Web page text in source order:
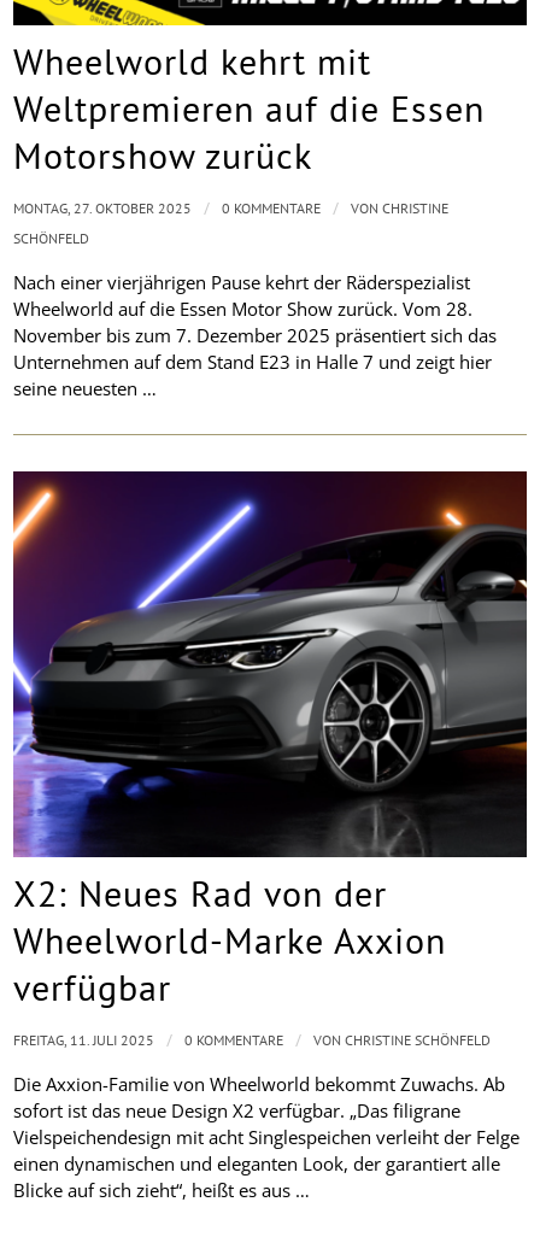
Wheelworld kehrt mit
Weltpremieren auf die Essen
Motorshow zurück
Nach einer vierjährigen Pause kehrt der Räderspezialist
Wheelworld auf die Essen Motor Show zurück. Vom 28.
November bis zum 7. Dezember 2025 präsentiert sich das
Unternehmen auf dem Stand E23 in Halle 7 und zeigt hier
seine neuesten …
MONTAG, 27. OKTOBER 2025 / 0 KOMMENTARE / VONCHRISTINE
SCHÖNFELD
X2: Neues Rad von der
Wheelworld-Marke Axxion
verfügbar
Die Axxion-Familie von Wheelworld bekommt Zuwachs. Ab
sofort ist das neue Design X2 verfügbar. „Das filigrane
Vielspeichendesign mit acht Singlespeichen verleiht der Felge
einen dynamischen und eleganten Look, der garantiert alle
Blicke auf sich zieht“, heißt es aus …
FREITAG, 11. JULI 2025 / 0 KOMMENTARE / VONCHRISTINE SCHÖNFELD